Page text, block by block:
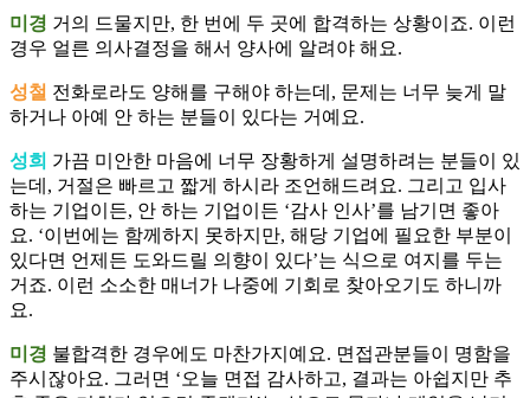
미경 거의 드물지만, 한 번에 두 곳에 합격하는 상황이죠. 이런
경우 얼른 의사결정을 해서 양사에 알려야 해요.
성철 전화로라도 양해를 구해야 하는데, 문제는 너무 늦게 말
하거나 아예 안 하는 분들이 있다는 거예요.
성희 가끔 미안한 마음에 너무 장황하게 설명하려는 분들이 있
는데, 거절은 빠르고 짧게 하시라 조언해드려요. 그리고 입사
하는 기업이든, 안 하는 기업이든 ‘감사 인사’를 남기면 좋아
요. ‘이번에는 함께하지 못하지만, 해당 기업에 필요한 부분이
있다면 언제든 도와드릴 의향이 있다’는 식으로 여지를 두는
거죠. 이런 소소한 매너가 나중에 기회로 찾아오기도 하니까
요.
미경 불합격한 경우에도 마찬가지예요. 면접관분들이 명함을
주시잖아요. 그러면 ‘오늘 면접 감사하고, 결과는 아쉽지만 추